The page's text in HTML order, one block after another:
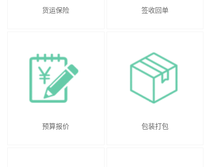
货运保险 签收回单
预算报价 包装打包